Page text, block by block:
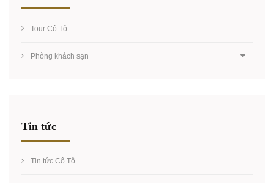
Tour Cô Tô
Phòng khách sạn
Tin tức
Tin tức Cô Tô